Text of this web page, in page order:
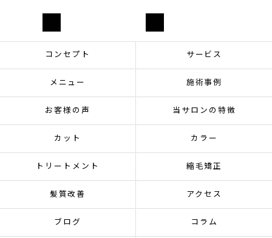
コンセプト サービス
メニュー 施術事例
お客様の声 当サロンの特徴
カット カラー
トリートメント 縮毛矯正
髪質改善 アクセス
ブログ コラム